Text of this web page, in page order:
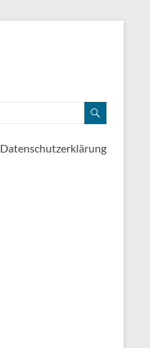
Datenschutzerklärung